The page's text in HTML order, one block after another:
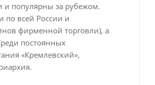
популярны за рубежом.
по всей России и
фирменной торговли), а
постоянных
«Кремлевский»,